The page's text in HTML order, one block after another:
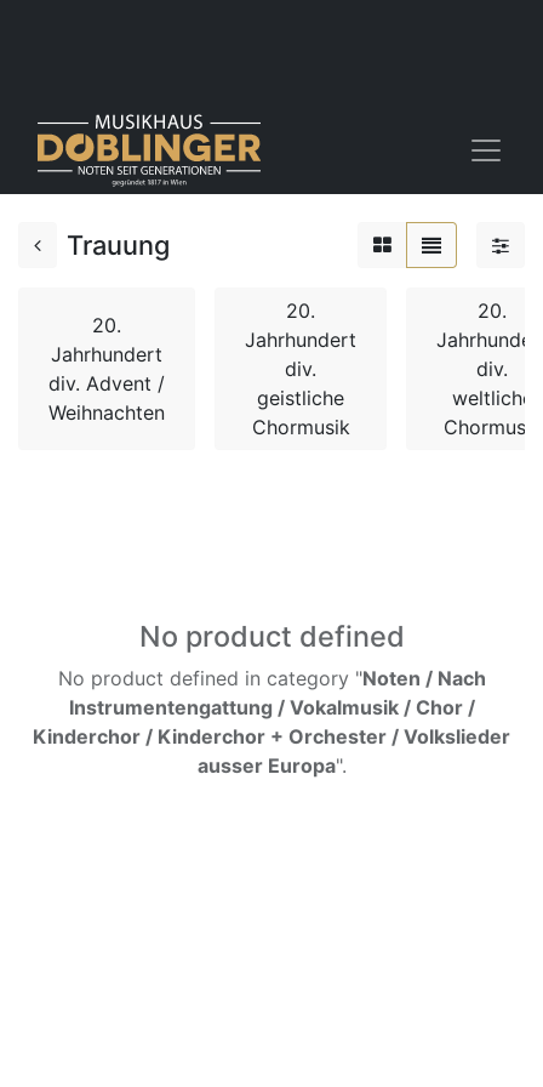
Trauung
20.
Jahrhundert
div. Advent /
Weihnachten
20.
Jahrhundert
div.
geistliche
Chormusik
20.
div.
weltliche
Chormusik
No product defined
No product defined in category "Noten / Nach
Instrumentengattung / Vokalmusik / Chor /
Kinderchor / Kinderchor + Orchester / Volkslieder
ausser Europa".